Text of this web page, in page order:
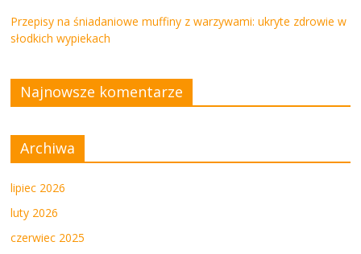
Przepisy na śniadaniowe muffiny z warzywami: ukryte zdrowie w
słodkich wypiekach
Najnowsze komentarze
Archiwa
lipiec 2026
luty 2026
czerwiec 2025